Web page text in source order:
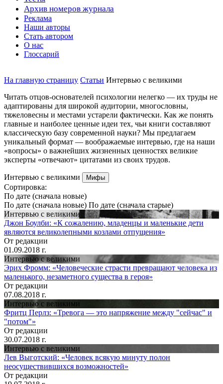
Архив номеров журнала
Реклама
Наши авторы
Стать автором
О нас
Глоссарий
На главную страницу Статьи Интервью с великими
Читать отцов-основателей психологии нелегко — их труды не
адаптированы для широкой аудитории, многословны,
тяжеловесны и местами устарели фактически. Как же понять
главные и наиболее ценные идеи тех, чьи книги составляют
классическую базу современной науки? Мы предлагаем
уникальный формат — воображаемые интервью, где на наши
«вопросы» о важнейших жизненных ценностях великие
эксперты «отвечают» цитатами из своих трудов.
Интервью с великими Мифы
Cортировка:
По дате (сначала новые)
По дате (сначала новые) По дате (сначала старые)
Интервью с великими
Джон Боулби: «К сожалению, младенцы и маленькие дети
являются великолепными козлами отпущения»
От редакции
01.09.2018 г.
Интервью с великими
Эрих Фромм: «Человеческие страсти превращают человека из
маленького, незаметного существа в героя»
От редакции
07.08.2018 г.
Интервью с великими
Фритц Перлз: «Тревога — это напряжение между "сейчас" и
"потом"»
От редакции
30.07.2018 г.
Интервью с великими
Лев Выготский: «Человек всякую минуту полон
неосуществившихся возможностей»
От редакции